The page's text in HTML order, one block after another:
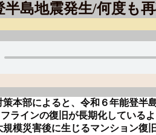
半島地震発生/何度も
本部によると、令和６年能登半
ラインの復旧が長期化している
模災害後に生じるマンション復